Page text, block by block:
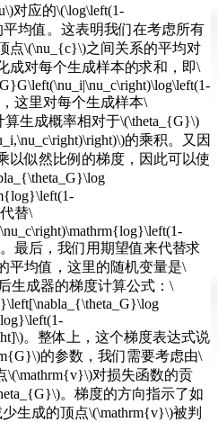
对应的\(\log\left(1-
平均值。这表明我们在考虑所有
点\(\nu_{c}\)之间关系的平均对
成对每个生成样本的求和，即\
，这里对每个生成样本\
生成概率相对于\(\theta_{G}\)
的乘积。又因
以似然比例的梯度，因此可以使
替\
最后，我们用期望值来代替求
平均值，这里的随机变量是\
生成器的梯度计算公式：\
。整体上，这个梯度表达式说
的参数，我们需要考虑由\
\(\mathrm{v}\)对损失函数的贡
。梯度的方向指示了如
生成的顶点\(\mathrm{v}\)被判